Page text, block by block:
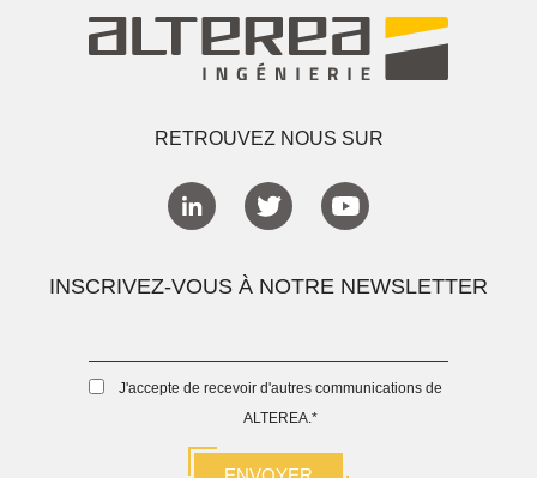
RETROUVEZ NOUS SUR
INSCRIVEZ-VOUS À NOTRE NEWSLETTER
J'accepte de recevoir d'autres communications de
ALTEREA. *